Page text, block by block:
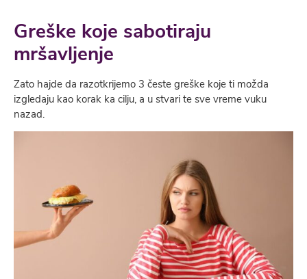
Greške koje sabotiraju
mršavljenje
Zato hajde da razotkrijemo 3 česte greške koje ti možda
izgledaju kao korak ka cilju, a u stvari te sve vreme vuku
nazad.